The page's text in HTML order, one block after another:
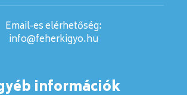
Email-es elérhetőség:
info@feherkigyo.hu
információk